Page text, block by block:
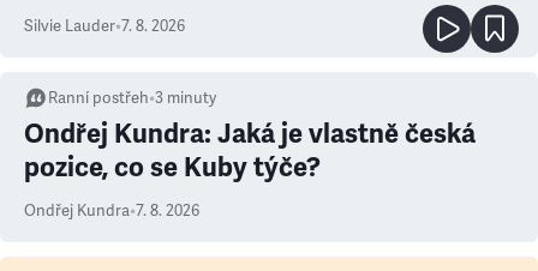
Silvie Lauder•7. 8. 2026
Ranní postřeh•3 minuty
Ondřej Kundra: Jaká je vlastně česká
pozice, co se Kuby týče?
Ondřej Kundra•7. 8. 2026